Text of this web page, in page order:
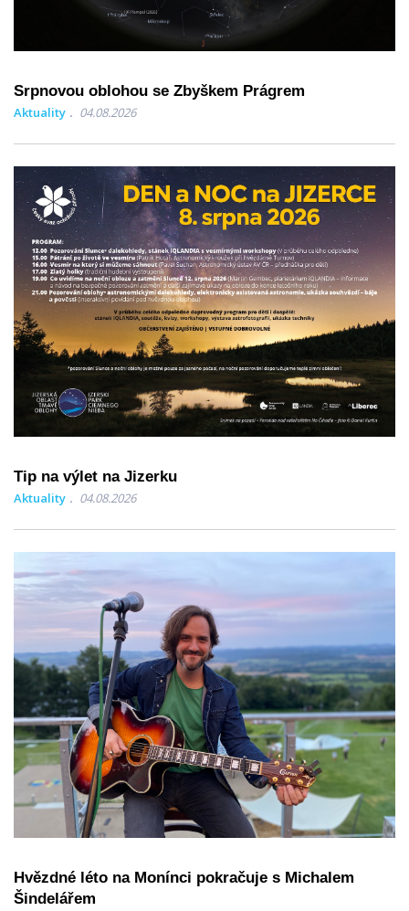
Srpnovou oblohou se Zbyškem Prágrem
Aktuality 04.08.2026
Tip na výlet na Jizerku
Aktuality 04.08.2026
Hvězdné léto na Monínci pokračuje s Michalem
Šindelářem